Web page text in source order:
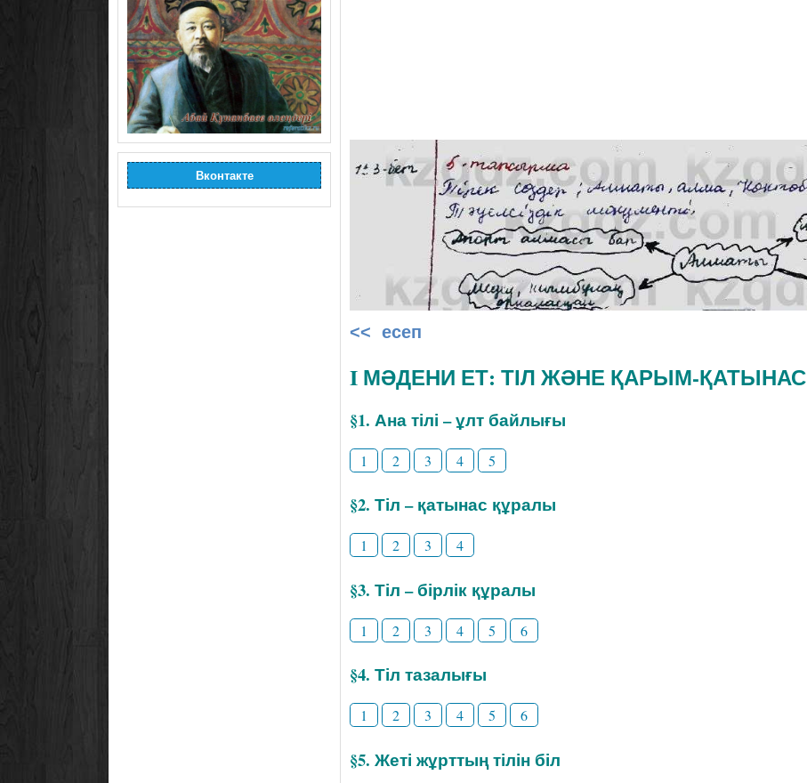
Вконтакте
<< есеп
I МӘДЕНИ ЕТ: ТІЛ ЖӘНЕ ҚАРЫМ-ҚАТЫНАС
§1. Ана тілі – ұлт байлығы
1 2 3 4 5
§2. Тіл – қатынас құралы
1 2 3 4
§3. Тіл – бірлік құралы
1 2 3 4 5 6
§4. Тіл тазалығы
1 2 3 4 5 6
§5. Жеті жұрттың тілін біл